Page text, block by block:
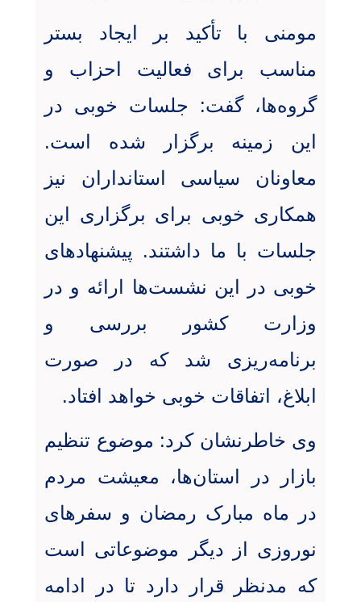
مومنی با تأکید بر ایجاد بستر
مناسب برای فعالیت احزاب و
گروه‌ها، گفت: جلسات خوبی در
این زمینه برگزار شده است.
معاونان سیاسی استانداران نیز
همکاری خوبی برای برگزاری این
جلسات با ما داشتند. پیشنهادهای
خوبی در این نشست‌ها ارائه و در
وزارت کشور بررسی و
برنامه‌ریزی شد که در صورت
ابلاغ، اتفاقات خوبی خواهد افتاد.
وی خاطرنشان کرد: موضوع تنظیم
بازار در استان‌ها، معیشت مردم
در ماه مبارک رمضان و سفرهای
نوروزی از دیگر موضوعاتی است
که مدنظر قرار دارد تا در ادامه